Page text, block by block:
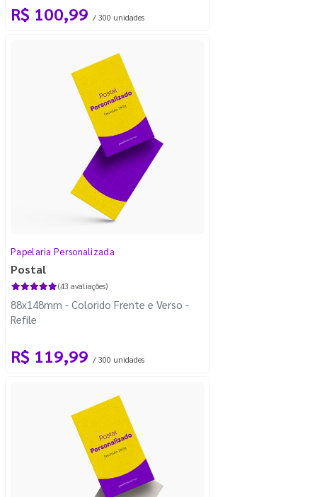
R$ 100,99 / 300 unidades
Papelaria Personalizada
Postal
(43 avaliações)
88x148mm - Colorido Frente e Verso -
Refile
R$ 119,99 / 300 unidades